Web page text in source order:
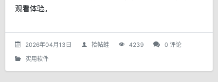
观看体验。
2026年04月13日 拾帖蛙 4239
0 评论
实用软件